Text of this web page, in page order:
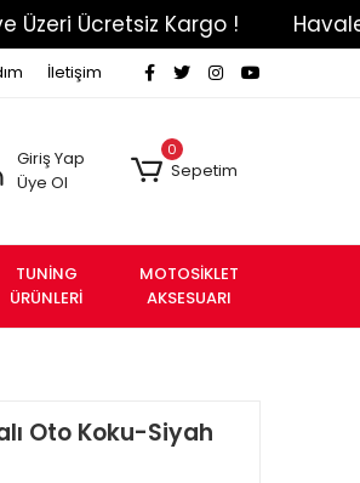
Kargo ! Havale Eft
İletişim
Giriş Yap
Üye Ol
0
Sepetim
TUNİNG
ÜRÜNLERİ
MOTOSİKLET
AKSESUARI
Oto Koku-Siyah